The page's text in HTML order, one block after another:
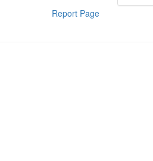
Report Page